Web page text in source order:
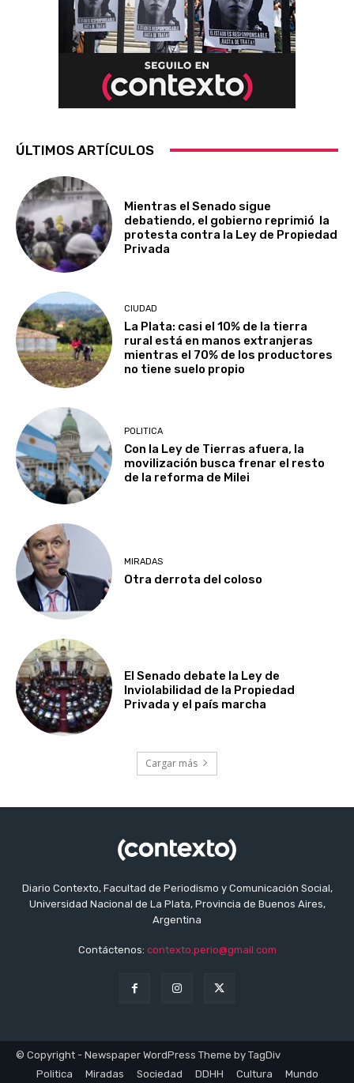
ÚLTIMOS ARTÍCULOS
Mientras el Senado sigue
debatiendo, el gobierno reprimió la
protesta contra la Ley de Propiedad
Privada
CIUDAD
La Plata: casi el 10% de la tierra
rural está en manos extranjeras
mientras el 70% de los productores
no tiene suelo propio
POLITICA
Con la Ley de Tierras afuera, la
movilización busca frenar el resto
de la reforma de Milei
MIRADAS
Otra derrota del coloso
El Senado debate la Ley de
Inviolabilidad de la Propiedad
Privada y el país marcha
Cargar más
Diario Contexto, Facultad de Periodismo y Comunicación Social,
Universidad Nacional de La Plata, Provincia de Buenos Aires,
Argentina
Contáctenos: contexto.perio@gmail.com
© Copyright - Newspaper WordPress Theme by TagDiv
Politica
Miradas Sociedad DDHH Cultura Mundo